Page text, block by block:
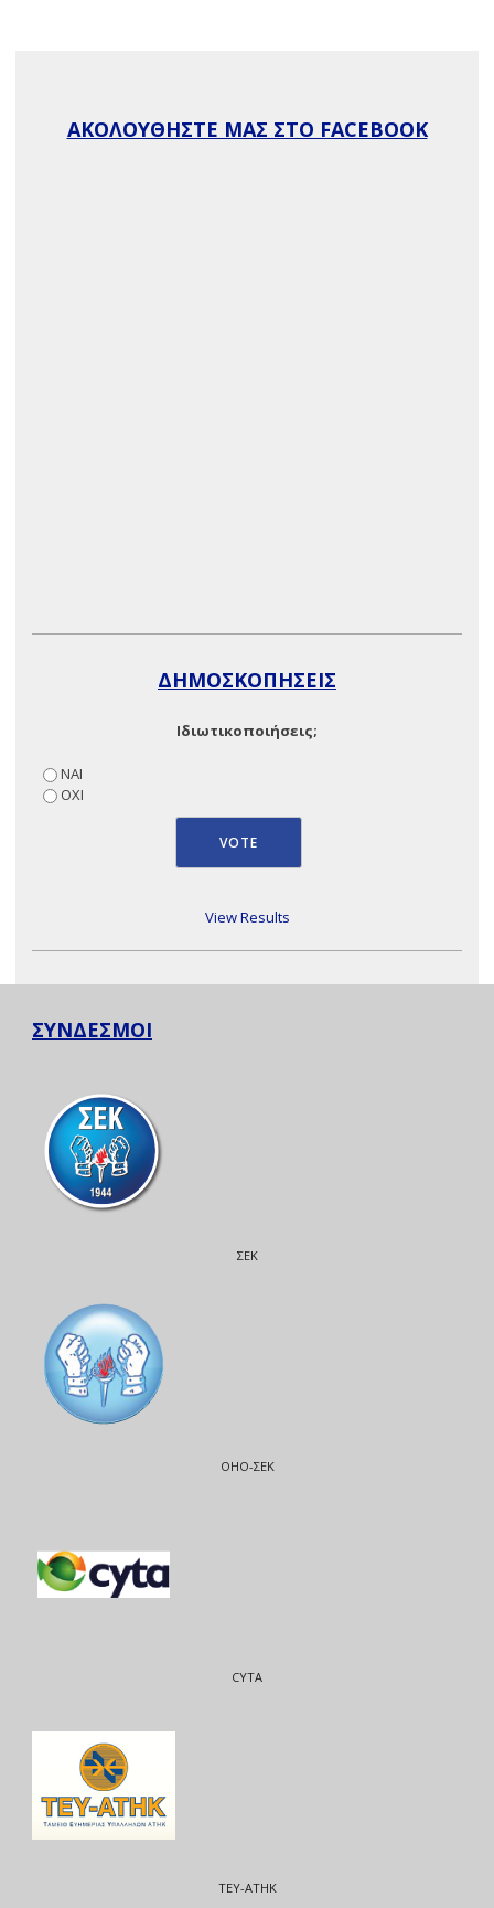
ΑΚΟΛΟΥΘΗΣΤΕ ΜΑΣ ΣΤΟ FACEBOOK
ΔΗΜΟΣΚΟΠΗΣΕΙΣ
Ιδιωτικοποιήσεις;
ΝΑΙ
ΟΧΙ
View Results
ΣΥΝΔΕΣΜΟΙ
ΣΕΚ
ΟΗΟ-ΣΕΚ
CYTA
ΤΕΥ-ΑΤΗΚ